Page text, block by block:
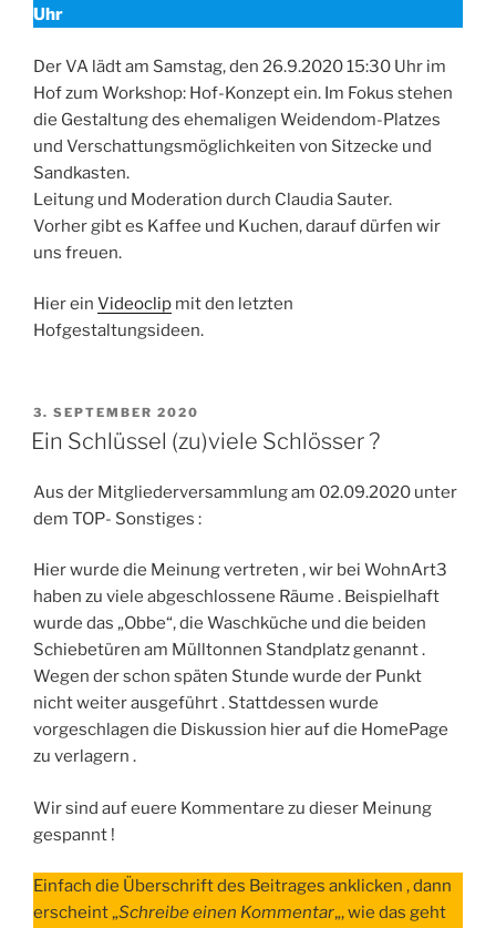
Uhr
Der VA lädt am Samstag, den 26.9.2020 15:30 Uhr im
Hof zum Workshop: Hof-Konzept ein. Im Fokus stehen
die Gestaltung des ehemaligen Weidendom-Platzes
und Verschattungsmöglichkeiten von Sitzecke und
Sandkasten.
Leitung und Moderation durch Claudia Sauter.
Vorher gibt es Kaffee und Kuchen, darauf dürfen wir
uns freuen.
Hier ein Videoclip mit den letzten
Hofgestaltungsideen.
VERÖFFENTLICHT
AM
3. SEPTEMBER 2020
Ein Schlüssel (zu)viele Schlösser ?
Aus der Mitgliederversammlung am 02.09.2020 unter
dem TOP- Sonstiges :
Hier wurde die Meinung vertreten , wir bei WohnArt3
haben zu viele abgeschlossene Räume . Beispielhaft
wurde das „Obbe“, die Waschküche und die beiden
Schiebetüren am Mülltonnen Standplatz genannt .
Wegen der schon späten Stunde wurde der Punkt
nicht weiter ausgeführt . Stattdessen wurde
vorgeschlagen die Diskussion hier auf die HomePage
zu verlagern .
Wir sind auf euere Kommentare zu dieser Meinung
gespannt !
Einfach die Überschrift des Beitrages anklicken , dann
erscheint „Schreibe einen Kommentar„, wie das geht